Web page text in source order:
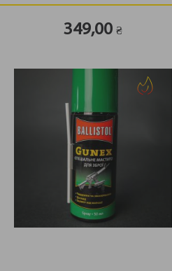
349,00₴